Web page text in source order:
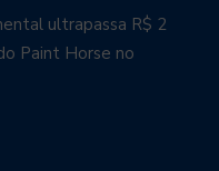
ultrapassa R$ 2
Paint Horse no